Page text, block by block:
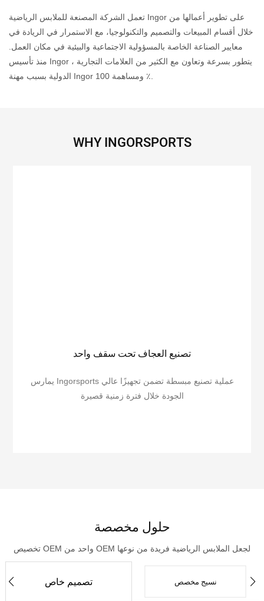
تعمل الشركة المصنعة للملابس الرياضية Ingor على تطوير أعمالها من
خلال أقسام المبيعات والتصميم والتكنولوجيا، مع الاستمرار في الريادة في
معايير الصناعة الخاصة بالمسؤولية الاجتماعية والبيئية في مكان العمل.
منذ تأسيس Ingor ، يتطور بسرعة وتعاون مع الكثير من العلامات التجارية
الدولية بسبب مهنة Ingor ومساهمة 100 ٪.
WHY INGORSPORTS
تصنيع العجاف تحت سقف واحد
يمارس Ingorsports عملية تصنيع مبسطة تضمن تجهيزًا عالي
الجودة خلال فترة زمنية قصيرة
حلول مخصصة
تخصيص OEM واحد من OEM لجعل الملابس الرياضية فريدة من نوعها
تصميم خاص نسيج مخصص